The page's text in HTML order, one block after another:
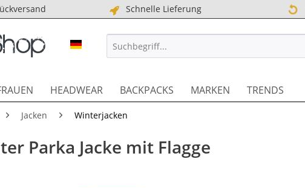
Schnelle Lieferung
URBAN STREET DE
HEADWEAR BACKPACKS MARKEN TRENDS
Jacken Winterjacken
Parka Jacke mit Flagge